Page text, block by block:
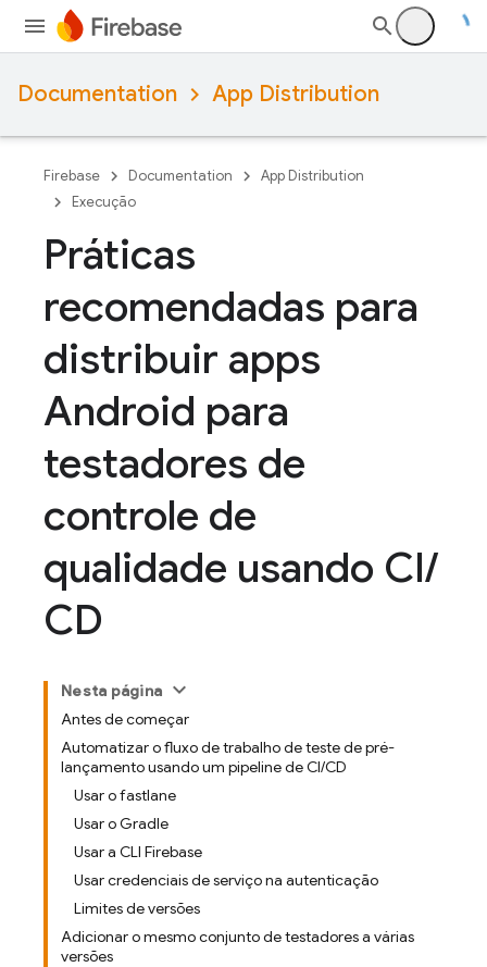
Documentation App Distribution
Firebase Documentation
App Distribution
Execução
Práticas
recomendadas para
distribuir apps
Android para
testadores de
controle de
qualidade usando CI/
CD
Nesta página
Antes de começar
Automatizar o fluxo de trabalho de teste de pré-
lançamento usando um pipeline de CI/CD
Usar o fastlane
Usar o Gradle
Usar a CLI Firebase
Usar credenciais de serviço na autenticação
Limites de versões
Adicionar o mesmo conjunto de testadores a várias
versões